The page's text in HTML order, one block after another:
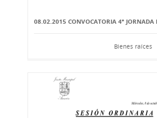
08.02.2015 CONVOCATORIA 4ª JORNADA
Bienes raíces